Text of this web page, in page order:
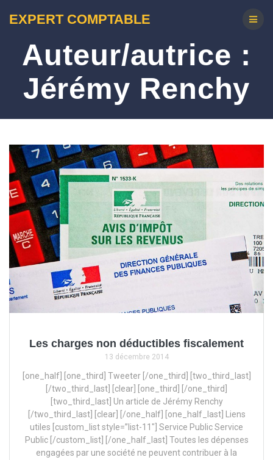
EXPERT COMPTABLE
Auteur/autrice :
Jérémy Renchy
Les charges non déductibles fiscalement
13 décembre 2014
[one_half] [one_third] Tweeter [/one_third] [two_third_last]
[/two_third_last] [clear] [one_third] [/one_third]
[two_third_last] Un article de Jérémy Renchy
[/two_third_last] [clear] [/one_half] [one_half_last] Liens
utiles [custom_list style=”list-11″] Service Public Service
Public [/custom_list] [/one_half_last] Toutes les dépenses
engagées par une société ne peuvent contribuer à la